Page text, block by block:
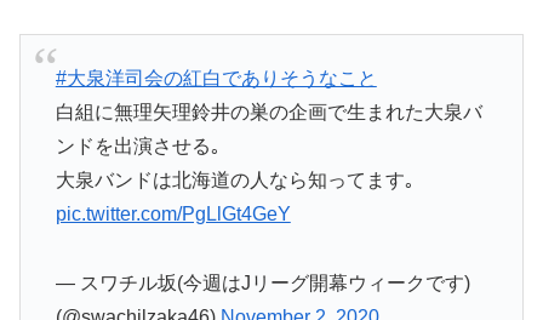
#大泉洋司会の紅白でありそうなこと
白組に無理矢理鈴井の巣の企画で生まれた大泉バ
ンドを出演させる｡
大泉バンドは北海道の人なら知ってます｡
pic.twitter.com/PgLlGt4GeY
(@swachilzaka46)November 2, 2020